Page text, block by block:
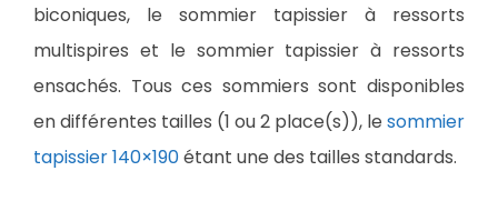
biconiques, le sommier tapissier à ressorts
multispires et le sommier tapissier à ressorts
ensachés. Tous ces sommiers sont disponibles
en différentes tailles (1 ou 2 place(s)), le sommier
tapissier 140×190étant une des tailles standards.